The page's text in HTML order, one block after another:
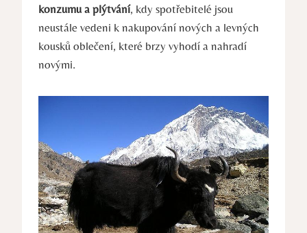
konzumu a plýtvání, kdy spotřebitelé jsou
neustále vedeni k nakupování nových a levných
kousků oblečení, které brzy vyhodí a nahradí
novými.